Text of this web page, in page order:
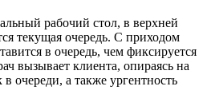
рабочий стол, в верхней
текущая очередь. С приходом
в очередь, чем фиксируется
вызывает клиента, опираясь на
очереди, а также ургентность